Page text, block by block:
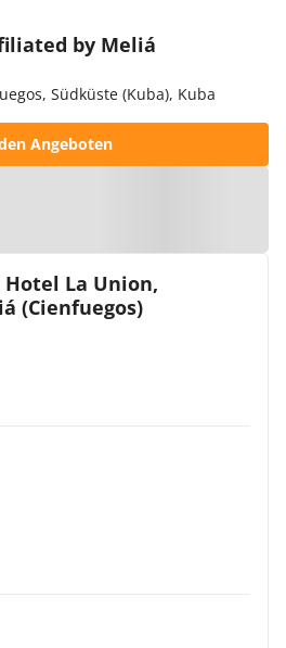
by Meliá
Südküste (Kuba), Kuba
Angeboten
La Union,
(Cienfuegos)